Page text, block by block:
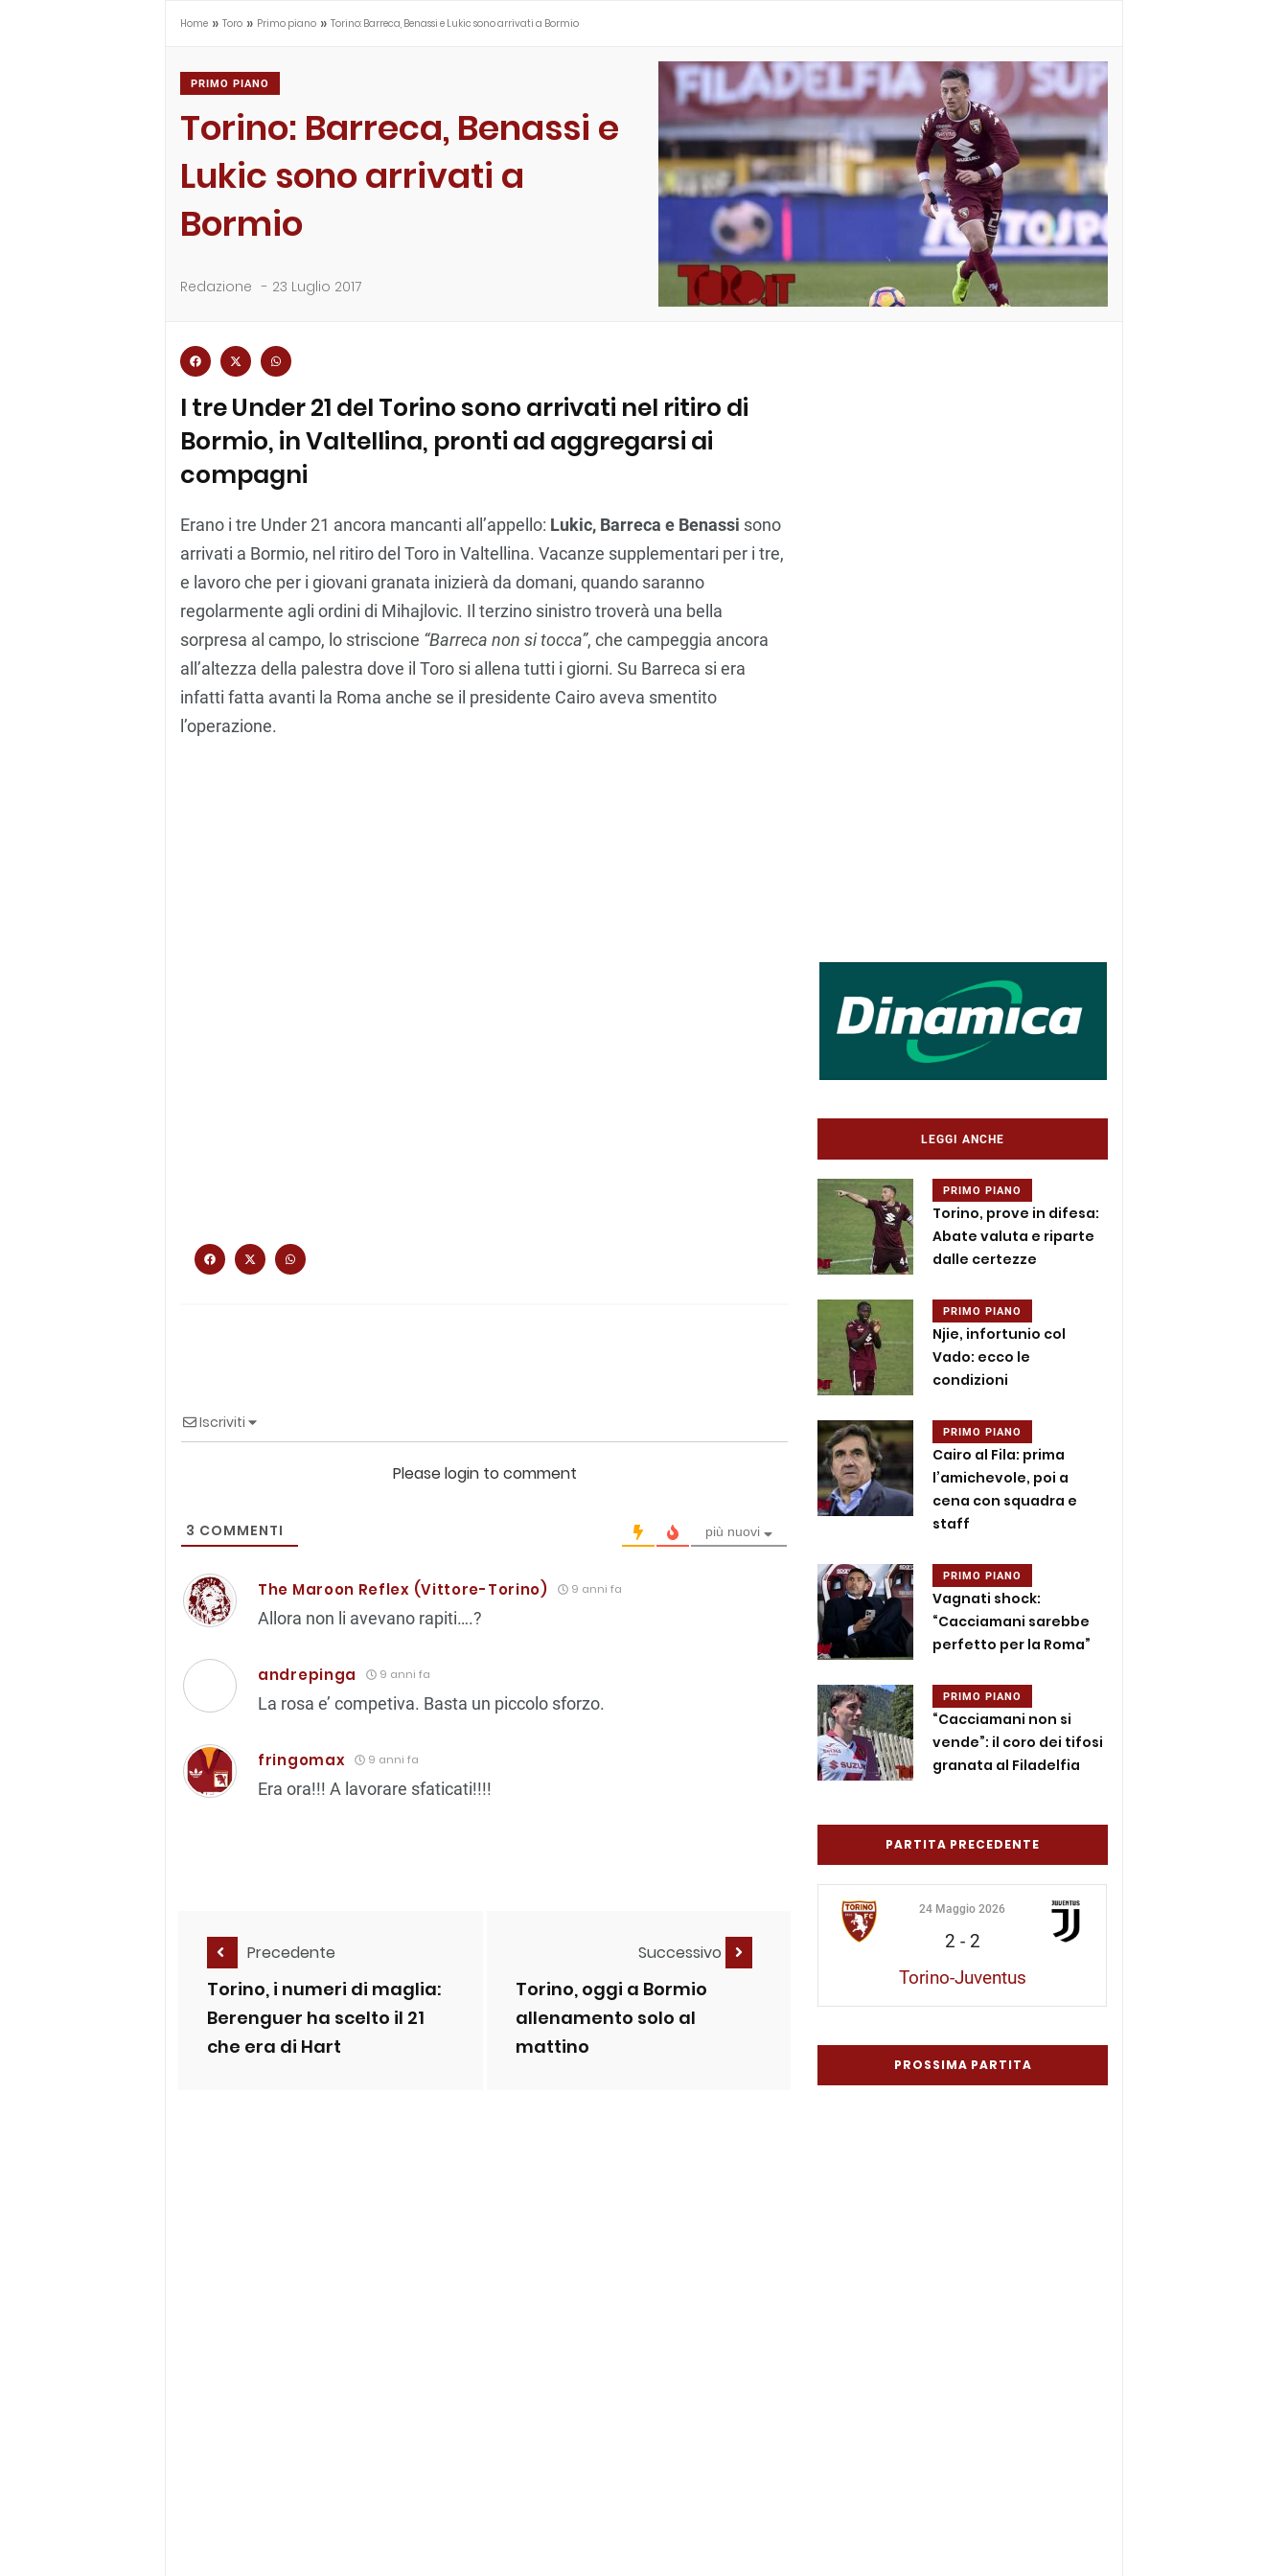
Home » Toro » Primo piano » Torino: Barreca, Benassi e Lukic sono arrivati a Bormio
PRIMO PIANO
Torino: Barreca, Benassi e
Lukic sono arrivati a
Bormio
Redazione - 23 Luglio 2017
I tre Under 21 del Torino sono arrivati nel ritiro di
Bormio, in Valtellina, pronti ad aggregarsi ai
compagni
Erano i tre Under 21 ancora mancanti all’appello: Lukic, Barreca e Benassi sono
arrivati a Bormio, nel ritiro del Toro in Valtellina. Vacanze supplementari per i tre,
e lavoro che per i giovani granata inizierà da domani, quando saranno
regolarmente agli ordini di Mihajlovic. Il terzino sinistro troverà una bella
sorpresa al campo, lo striscione “Barreca non si tocca”, che campeggia ancora
all’altezza della palestra dove il Toro si allena tutti i giorni. Su Barreca si era
infatti fatta avanti la Roma anche se il presidente Cairo aveva smentito
l’operazione.
Iscriviti
Please login to comment
3 COMMENTI più nuovi
The Maroon Reflex (Vittore-Torino) 9 anni fa
Allora non li avevano rapiti….?
andrepinga 9 anni fa
La rosa e’ competiva. Basta un piccolo sforzo.
fringomax 9 anni fa
Era ora!!! A lavorare sfaticati!!!!
Precedente
Torino, i numeri di maglia:
Berenguer ha scelto il 21
che era di Hart
Successivo
Torino, oggi a Bormio
allenamento solo al
mattino
LEGGI ANCHE
PRIMO PIANO
Torino, prove in difesa:
Abate valuta e riparte
dalle certezze
PRIMO PIANO
Njie, infortunio col
Vado: ecco le
condizioni
PRIMO PIANO
Cairo al Fila: prima
l’amichevole, poi a
cena con squadra e
staff
PRIMO PIANO
Vagnati shock:
“Cacciamani sarebbe
perfetto per la Roma”
PRIMO PIANO
“Cacciamani non si
vende”: il coro dei tifosi
granata al Filadelfia
PARTITA PRECEDENTE
24 Maggio 2026
2 - 2
Torino-Juventus
PROSSIMA PARTITA